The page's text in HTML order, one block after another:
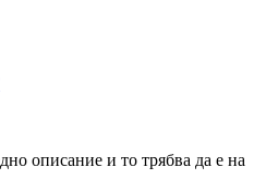
описание и то трябва да е на